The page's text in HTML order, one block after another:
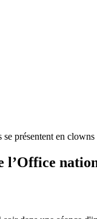
se présentent en
l’Office